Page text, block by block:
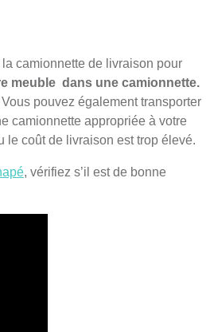
camionnette de livraison pour
meuble dans une camionnette.
pouvez également transporter
camionnette appropriée à votre
le coût de livraison est trop élevé.
, vérifiez s’il est de bonne